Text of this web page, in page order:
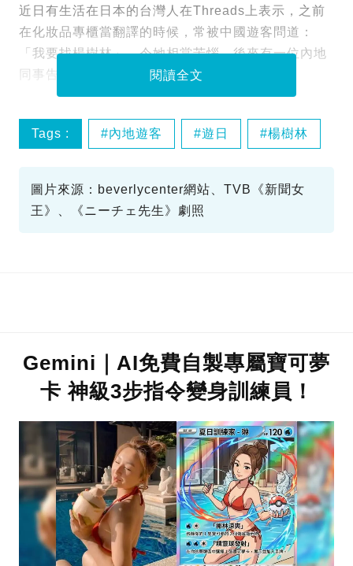
近日有生活在日本的台灣人在Threads上表示，之前
在化妝品專櫃當翻譯的時候，常被中國遊客問道：
「我要找楊樹林」，令她相當苦惱，後來有一位內地
同事告知其真相，得知後她表示相當無言。
閱讀全文
Tags : 內地遊客 遊日 楊樹林
圖片來源：beverlycenter網站、TVB《新聞女
王》、《ニーチェ先生》劇照
Gemini｜AI免費自製專屬寶可夢
卡 神級3步指令變身訓練員！